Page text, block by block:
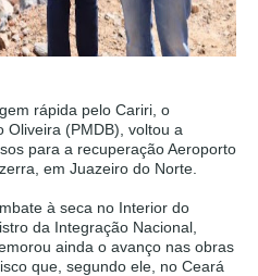
rápida pelo Cariri, o
Oliveira (PMDB), voltou a
para a recuperação Aeroporto
em Juazeiro do Norte.
à seca no Interior do
da Integração Nacional,
ainda o avanço nas obras
que, segundo ele, no Ceará